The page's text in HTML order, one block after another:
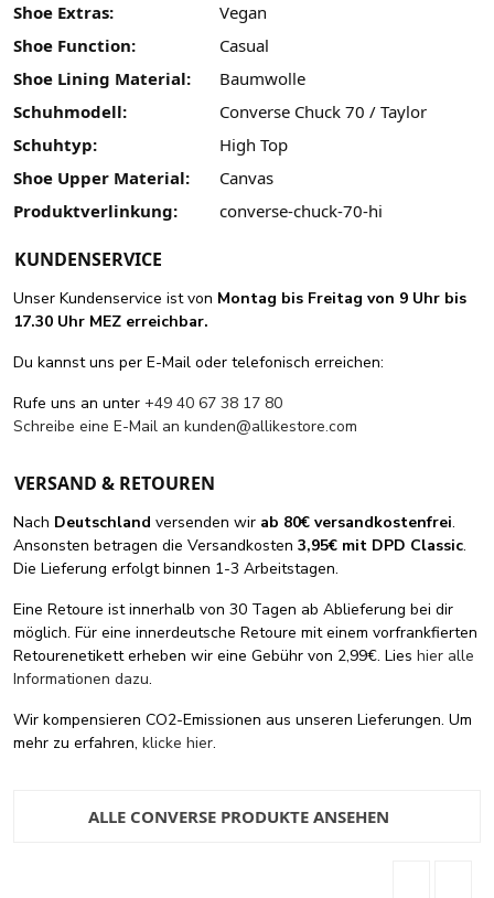
Shoe Extras:
Vegan
Shoe Function:
Casual
Shoe Lining Material:
Baumwolle
Schuhmodell:
Converse Chuck 70 / Taylor
Schuhtyp:
High Top
Shoe Upper Material:
Canvas
Produktverlinkung:
converse-chuck-70-hi
KUNDENSERVICE
Unser Kundenservice ist von Montag bis Freitag von 9 Uhr bis
17.30 Uhr MEZ erreichbar.
Du kannst uns per E-Mail oder telefonisch erreichen:
Rufe uns an unter +49 40 67 38 17 80
Schreibe eine E-Mail an kunden@allikestore.com
VERSAND & RETOUREN
Nach Deutschland versenden wir ab 80€ versandkostenfrei.
Ansonsten betragen die Versandkosten 3,95€ mit DPD Classic.
Die Lieferung erfolgt binnen 1-3 Arbeitstagen.
Eine Retoure ist innerhalb von 30 Tagen ab Ablieferung bei dir
möglich. Für eine innerdeutsche Retoure mit einem vorfrankfierten
Retourenetikett erheben wir eine Gebühr von 2,99€. Lies hier alle
Informationen dazu.
Wir kompensieren CO2-Emissionen aus unseren Lieferungen. Um
mehr zu erfahren, klicke hier.
ALLE CONVERSE PRODUKTE ANSEHEN